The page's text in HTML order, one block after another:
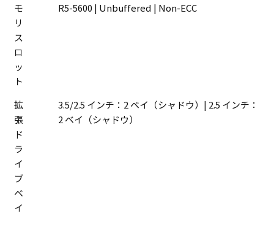
モ
リ
ス
ロ
ッ
ト
R5-5600 | Unbuffered | Non-ECC
拡
張
ド
ラ
イ
ブ
ベ
イ
3.5/2.5 インチ：2 ベイ（シャドウ）| 2.5 インチ：
2 ベイ（シャドウ）